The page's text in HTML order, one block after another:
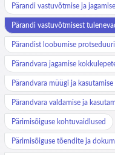
Pärandi vastuvõtmise ja
Pärandi vastuvõtmisest
Pärandist loobumise
Pärandvara jagamise
Pärandvara müügi ja
Pärandvara valdamise ja
Pärimisõiguse kohtuvaidlused
Pärimisõiguse tõendite ja